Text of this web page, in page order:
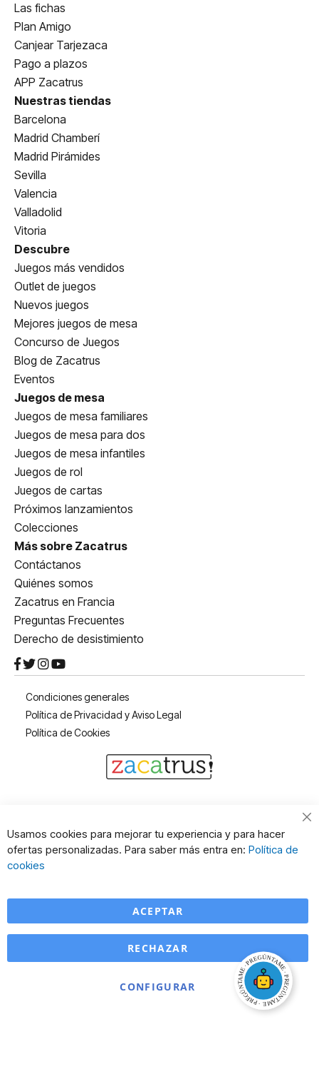
Las fichas
Plan Amigo
Canjear Tarjezaca
Pago a plazos
APP Zacatrus
Nuestras tiendas
Barcelona
Madrid Chamberí
Madrid Pirámides
Sevilla
Valencia
Valladolid
Vitoria
Descubre
Juegos más vendidos
Outlet de juegos
Nuevos juegos
Mejores juegos de mesa
Concurso de Juegos
Blog de Zacatrus
Eventos
Juegos de mesa
Juegos de mesa familiares
Juegos de mesa para dos
Juegos de mesa infantiles
Juegos de rol
Juegos de cartas
Próximos lanzamientos
Colecciones
Más sobre Zacatrus
Contáctanos
Quiénes somos
Zacatrus en Francia
Preguntas Frecuentes
Derecho de desistimiento
Condiciones generales
Política de Privacidad y Aviso Legal
Política de Cookies
Usamos cookies para mejorar tu experiencia y para hacer
ofertas personalizadas. Para saber más entra en: Política de
cookies
ACEPTAR
CONFIGURAR
RECHAZAR